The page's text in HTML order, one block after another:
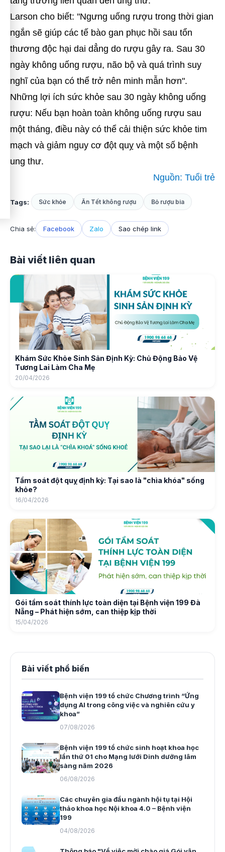
Larson cho biết: "Ngưng uống rượu trong thời gian
ngắn sẽ giúp các tế bào gan phục hồi sau tổn
thương độc hại dai dẳng do rượu gây ra. Sau 30
ngày không uống rượu, não bộ và quá trình suy
nghĩ của bạn có thể trở nên minh mẫn hơn".
Những lợi ích sức khỏe sau 30 ngày không uống
rượu: Nếu bạn hoàn toàn không uống rượu sau
một tháng, điều này có thể cải thiện sức khỏe tim
mạch và giảm nguy cơ đột quỵ và một số bệnh
ung thư.
Nguồn: Tuổi trẻ
Tags: Sức khỏe Ăn Tết không rượu Bỏ rượu bia
Chia sẻ: Facebook Zalo Sao chép link
Bài viết liên quan
Khám Sức Khỏe Sinh Sản Định Kỳ: Chủ Động Bảo Vệ
Tương Lai Làm Cha Mẹ
20/04/2026
Tầm soát đột quỵ định kỳ: Tại sao là "chìa khóa" sống
khỏe?
16/04/2026
Gói tầm soát thính lực toàn diện tại Bệnh viện 199 Đà
Nẵng – Phát hiện sớm, can thiệp kịp thời
15/04/2026
Bài viết phổ biến
Bệnh viện 199 tổ chức Chương trình “Ứng
dụng AI trong công việc và nghiên cứu y
khoa”
07/08/2026
Bệnh viện 199 tổ chức sinh hoạt khoa học
lần thứ 01 cho Mạng lưới Dinh dưỡng lâm
sàng năm 2026
06/08/2026
Các chuyên gia đầu ngành hội tụ tại Hội
thảo khoa học Nội khoa 4.0 – Bệnh viện
199
04/08/2026